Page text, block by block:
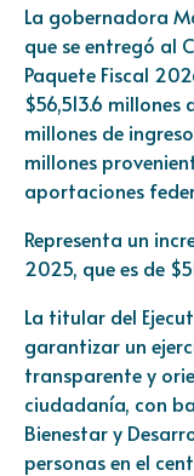
La gobernadora
que se entregó al
Paquete Fiscal
$56,513.6
millones de
millones
aportaciones
Representa un
2025, que es de
La titular del
garantizar un
transparente y
ciudadanía, con
Bienestar y
personas en el